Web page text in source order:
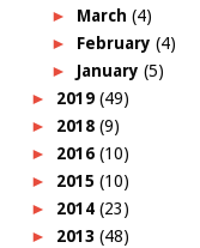
► March (4)
► February (4)
► January (5)
► 2019 (49)
► 2018 (9)
► 2016 (10)
► 2015 (10)
► 2014 (23)
► 2013 (48)